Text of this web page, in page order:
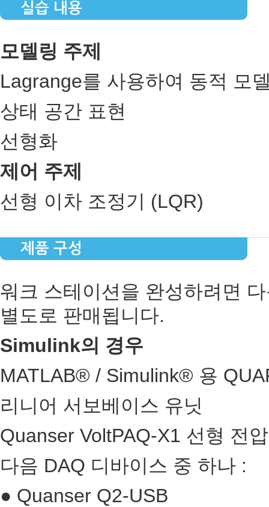
실습 내용
모델링 주제
Lagrange를 사용하여 동적 모
상태 공간 표현
선형화
제어 주제
선형 이차 조정기 (LQR)
제품 구성
워크 스테이션을 완성하려면
별도로 판매됩니다.
Simulink의 경우
MATLAB® / Simulink® 용
리니어 서보베이스 유닛
Quanser VoltPAQ-X1 선형 전
다음 DAQ 디바이스 중 하나 :
● Quanser Q2-USB